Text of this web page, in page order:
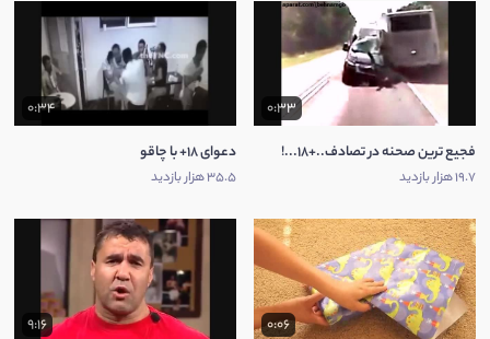
0:33
فجیع ترین صحنه در تصادف..+18...!
19.7 هزار بازدید
0:34
دعوای 18+ با چاقو
35.5 هزار بازدید
0:06
9:16